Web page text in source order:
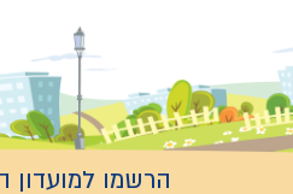
הרשמו למועדון